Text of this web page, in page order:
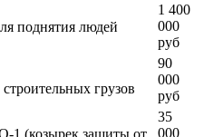
поднятия людей
1 400
000
руб
грузов
90
000
руб
1 (козырек защиты от
35
000